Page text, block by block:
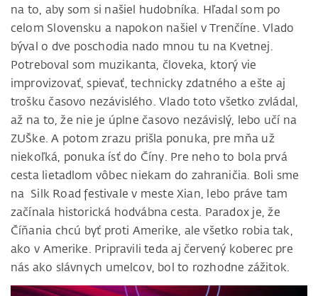
na to, aby som si našiel hudobníka. Hľadal som po
celom Slovensku a napokon našiel v Trenčíne. Vlado
býval o dve poschodia nado mnou tu na Kvetnej.
Potreboval som muzikanta, človeka, ktorý vie
improvizovať, spievať, technicky zdatného a ešte aj
trošku časovo nezávislého. Vlado toto všetko zvládal,
až na to, že nie je úplne časovo nezávislý, lebo učí na
ZUŠke. A potom zrazu prišla ponuka, pre mňa už
niekoľká, ponuka ísť do Číny. Pre neho to bola prvá
cesta lietadlom vôbec niekam do zahraničia. Boli sme
na Silk Road festivale v meste Xian, lebo práve tam
začínala historická hodvábna cesta. Paradox je, že
Číňania chcú byť proti Amerike, ale všetko robia tak,
ako v Amerike. Pripravili teda aj červený koberec pre
nás ako slávnych umelcov, bol to rozhodne zážitok.